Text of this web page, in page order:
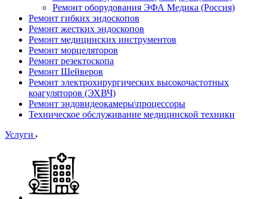
Ремонт оборудования ЭФА Медика (Россия)
Ремонт гибких эндоскопов
Ремонт жестких эндоскопов
Ремонт медицинских инструментов
Ремонт морцеляторов
Ремонт резектоскопа
Ремонт Шейверов
Ремонт электрохирургических высокочастотных
коагуляторов (ЭХВЧ)
Ремонт эндовидеокамеры\процессоры
Техническое обслуживание медицинской техники
Услуги